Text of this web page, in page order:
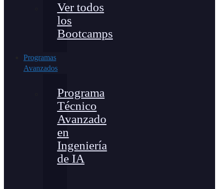
Ver todos
los
Bootcamps
Programas
Avanzados
Programa
Técnico
Avanzado
en
Ingeniería
de IA